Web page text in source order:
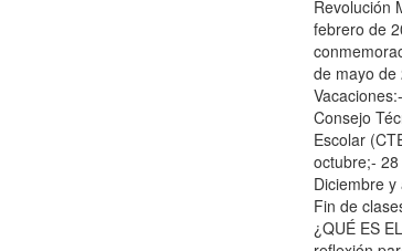
Revolución
febrero de
de mayo de
Consejo
Escolar
octubre;-
Diciembre
Fin de
¿QUÉ ES